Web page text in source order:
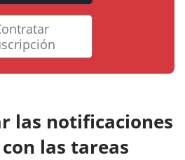
las notificaciones
las tareas